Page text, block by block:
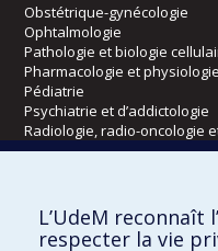
Obstétrique-gynécologie
Ophtalmologie
Pathologie et biologie
Pharmacologie et physiologie
Pédiatrie
Psychiatrie et d’addictologie
Radiologie, radio-oncologie
Écoles
Kinésiologie et des sciences
L’UdeM reconnaît
respecter la vie